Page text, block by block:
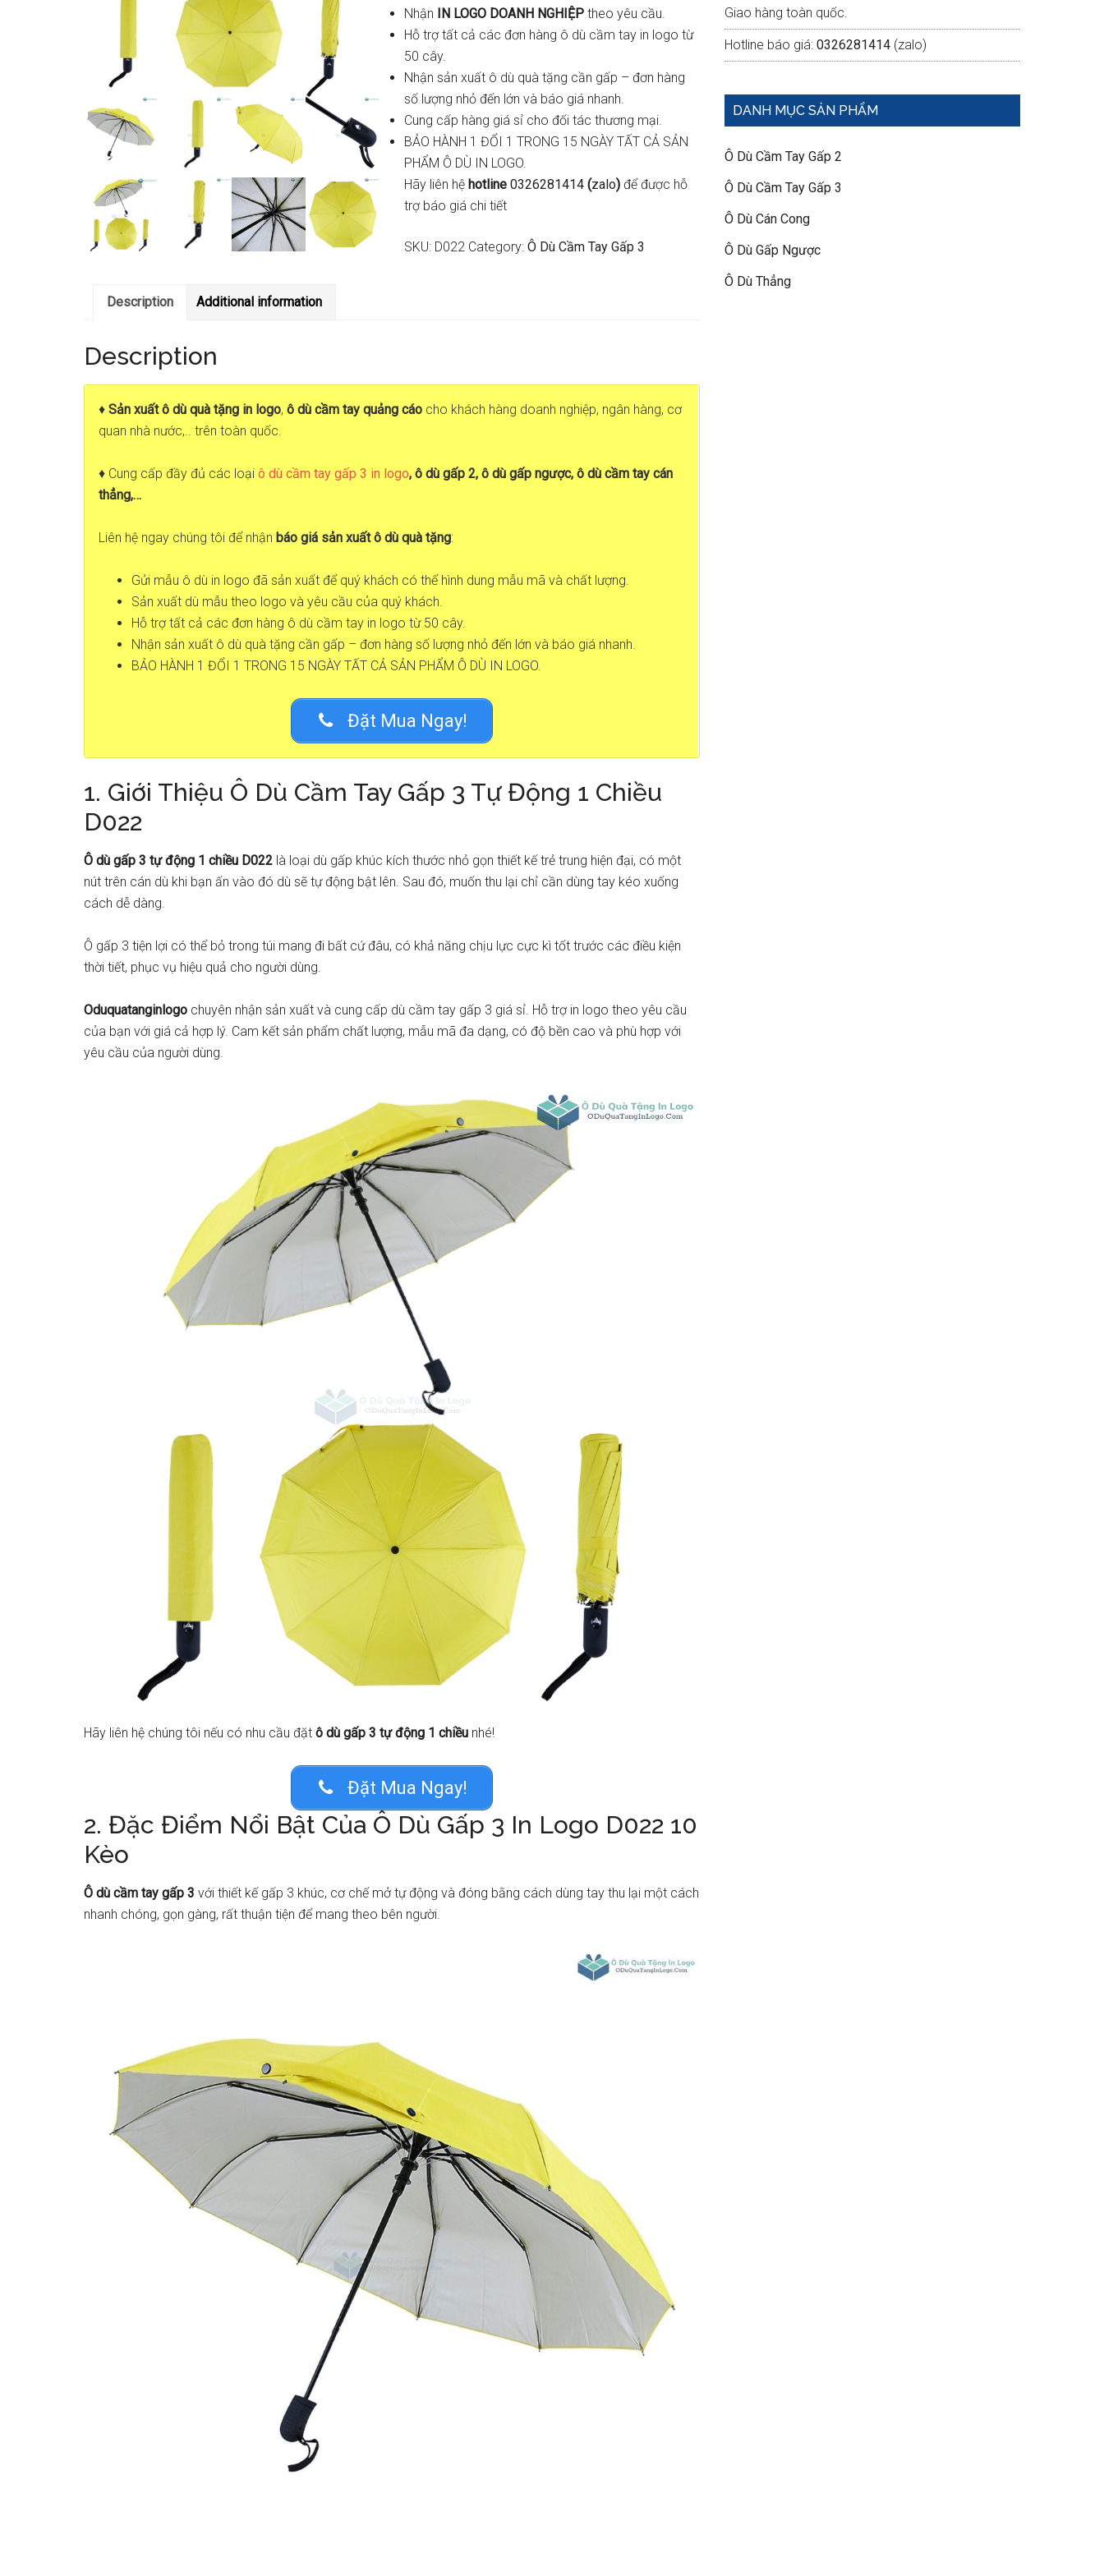
Nhận IN LOGO DOANH NGHIỆP theo yêu cầu.
Hỗ trợ tất cả các đơn hàng ô dù cầm tay in logo từ
50 cây.
Nhận sản xuất ô dù quà tặng cần gấp – đơn hàng
số lượng nhỏ đến lớn và báo giá nhanh.
Cung cấp hàng giá sỉ cho đối tác thương mại.
BẢO HÀNH 1 ĐỔI 1 TRONG 15 NGÀY TẤT CẢ SẢN
PHẨM Ô DÙ IN LOGO.
Hãy liên hệ hotline 0326281414 (zalo) để được hỗ
trợ báo giá chi tiết
SKU: D022 Category: Ô Dù Cầm Tay Gấp 3
Description Additional information
Description
♦ Sản xuất ô dù quà tặng in logo, ô dù cầm tay quảng cáo cho khách hàng doanh nghiệp, ngân hàng, cơ
quan nhà nước,.. trên toàn quốc.
♦ Cung cấp đầy đủ các loại ô dù cầm tay gấp 3 in logo, ô dù gấp 2, ô dù gấp ngược, ô dù cầm tay cán
thẳng,…
Liên hệ ngay chúng tôi để nhận báo giá sản xuất ô dù quà tặng:
Gửi mẫu ô dù in logo đã sản xuất để quý khách có thể hình dung mẫu mã và chất lượng.
Sản xuất dù mẫu theo logo và yêu cầu của quý khách.
Hỗ trợ tất cả các đơn hàng ô dù cầm tay in logo từ 50 cây.
Nhận sản xuất ô dù quà tặng cần gấp – đơn hàng số lượng nhỏ đến lớn và báo giá nhanh.
BẢO HÀNH 1 ĐỔI 1 TRONG 15 NGÀY TẤT CẢ SẢN PHẨM Ô DÙ IN LOGO.
Đặt Mua Ngay!
1. Giới Thiệu Ô Dù Cầm Tay Gấp 3 Tự Động 1 Chiều
D022
Ô dù gấp 3 tự động 1 chiều D022 là loại dù gấp khúc kích thước nhỏ gọn thiết kế trẻ trung hiện đại, có một
nút trên cán dù khi bạn ấn vào đó dù sẽ tự động bật lên. Sau đó, muốn thu lại chỉ cần dùng tay kéo xuống
cách dễ dàng.
Ô gấp 3 tiện lợi có thể bỏ trong túi mang đi bất cứ đâu, có khả năng chịu lực cực kì tốt trước các điều kiện
thời tiết, phục vụ hiệu quả cho người dùng.
Oduquatanginlogo chuyên nhận sản xuất và cung cấp dù cầm tay gấp 3 giá sỉ. Hỗ trợ in logo theo yêu cầu
của bạn với giá cả hợp lý. Cam kết sản phẩm chất lượng, mẫu mã đa dạng, có độ bền cao và phù hợp với
yêu cầu của người dùng.
Hãy liên hệ chúng tôi nếu có nhu cầu đặt ô dù gấp 3 tự động 1 chiều nhé!
Đặt Mua Ngay!
2. Đặc Điểm Nổi Bật Của Ô Dù Gấp 3 In Logo D022 10
Kèo
Ô dù cầm tay gấp 3 với thiết kế gấp 3 khúc, cơ chế mở tự động và đóng bằng cách dùng tay thu lại một cách
nhanh chóng, gọn gàng, rất thuận tiện để mang theo bên người.
Giao hàng toàn quốc.
Hotline báo giá: 0326281414 (zalo)
DANH MỤC SẢN PHẨM
Ô Dù Cầm Tay Gấp 2
Ô Dù Cầm Tay Gấp 3
Ô Dù Cán Cong
Ô Dù Gấp Ngược
Ô Dù Thẳng